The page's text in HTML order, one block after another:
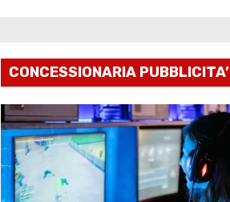
CONCESSIONARIA PUBBLICITA’